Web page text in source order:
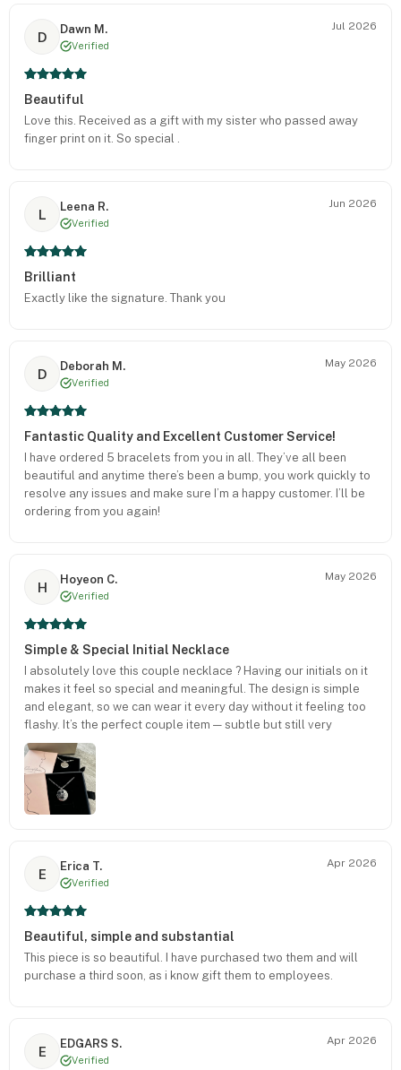
D
Dawn M.
Verified
Jul 2026
Beautiful
Love this. Received as a gift with my sister who passed away
finger print on it. So special .
L
Leena R.
Verified
Jun 2026
Brilliant
Exactly like the signature. Thank you
D
Deborah M.
Verified
May 2026
Fantastic Quality and Excellent Customer Service!
I have ordered 5 bracelets from you in all. They’ve all been
beautiful and anytime there’s been a bump, you work quickly to
resolve any issues and make sure I’m a happy customer. I’ll be
ordering from you again!
H
Hoyeon C.
Verified
May 2026
Simple & Special Initial Necklace
I absolutely love this couple necklace ? Having our initials on it
makes it feel so special and meaningful. The design is simple
and elegant, so we can wear it every day without it feeling too
flashy. It’s the perfect couple item — subtle but still very
sentimental. The packaging was beautiful too, so I highly
recommend it as a gift!
E
Erica T.
Verified
Apr 2026
Beautiful, simple and substantial
This piece is so beautiful. I have purchased two them and will
purchase a third soon, as i know gift them to employees.
E
EDGARS S.
Verified
Apr 2026